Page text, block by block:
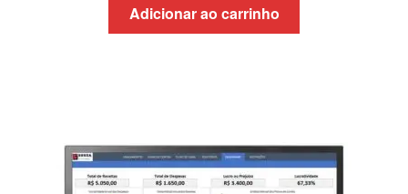
original
era:
atual
é:
Adicionar ao carrinho